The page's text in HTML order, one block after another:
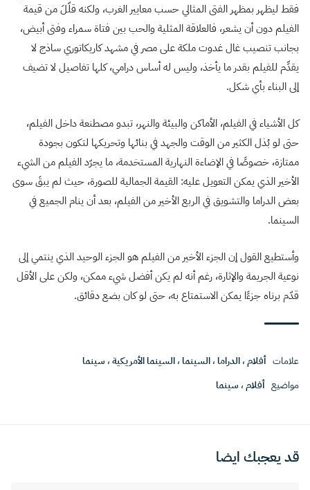
فقط ليظهر بمظهر الفتى المثالي حسب معايير الغرب، ولكنه قلّلَ من قيمة
الفيلم دون أن يشعر، فالعلاقة المثلية والحب بين فتاة سمراء وفتى أبيض،
بجانب تنصيب غال غدوت ملكة على مصر في مشهد كاريكاتوري ساذج لا
يقدِّم للفيلم بقدر ما يأخذ، وليس له أساس درامي، كلها تفاصيل لا تضيف
إلى البناء بأي شكل.
كل الأشياء في الفيلم، الأماكن والبيئة والنهر، تبدو مصطنعة داخل الفيلم،
حتى لو بُذل الكثير من الوقت والجهد في بنائها وتحريكها لتكون بجودة
ممتازة، خصوصًا في الإضاءة النهارية المستخدمة، ما يجرّد الفيلم من الشيء
الأخير الذي يمكن التعويل عليه: القيمة الجمالية للصورة، حيث لم يبقَ سوى
بعض الدراما والتشويق في الربع الأخير من الفيلم، بعد أن ينام الجميع في
السينما.
وأستطيع القول إن الجزء الأخير من الفيلم هو الجزء الوحيد الذي ينتمي إلى
نوعية الجريمة والإثارة، رغم أنه لم يكن أفضل شيء ممكن، ولكن على الأقل
قدّم برناه جزءًا يمكن الاستمتاع به، حتى لو كان بضع دقائق.
علامات أفلام،الدراما،السينما،السينما الأمريكية، سينما
مواضيع أفلام، سينما
قد يعجبك ايضا